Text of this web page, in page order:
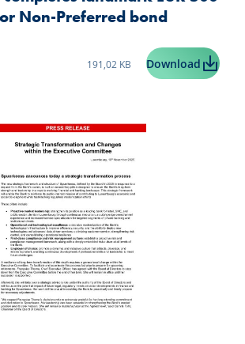
Non-Preferred bond
Taille du fichier:
191,02 KB Download